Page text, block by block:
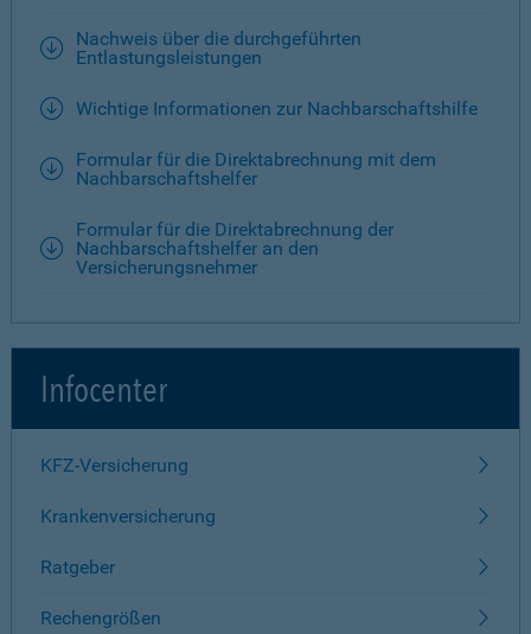
Nachweis über die durchgeführten
Entlastungsleistungen
Wichtige Informationen zur Nachbarschaftshilfe
Formular für die Direktabrechnung mit dem
Nachbarschaftshelfer
Formular für die Direktabrechnung der
Nachbarschaftshelfer an den
Versicherungsnehmer
Infocenter
KFZ-Versicherung
Krankenversicherung
Ratgeber
Rechengrößen